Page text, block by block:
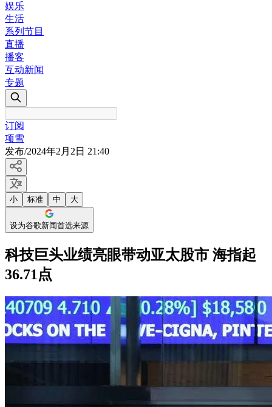
娱乐
生活
系列节目
直播
播客
互动新闻
专题
订阅
项雪
发布/2024年2月2日 21:40
小 标准 中 大
设为谷歌新闻首选来源
科技巨头业绩亮眼带动亚太股市 海指起
36.71点